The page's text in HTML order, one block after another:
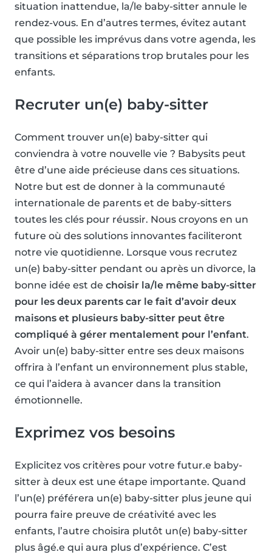
situation inattendue, la/le baby-sitter annule le
rendez-vous. En d’autres termes, évitez autant
que possible les imprévus dans votre agenda, les
transitions et séparations trop brutales pour les
enfants.
Recruter un(e) baby-sitter
Comment trouver un(e) baby-sitter qui
conviendra à votre nouvelle vie ? Babysits peut
être d’une aide précieuse dans ces situations.
Notre but est de donner à la communauté
internationale de parents et de baby-sitters
toutes les clés pour réussir. Nous croyons en un
future où des solutions innovantes faciliteront
notre vie quotidienne. Lorsque vous recrutez
un(e) baby-sitter pendant ou après un divorce, la
bonne idée est de choisir la/le même baby-sitter
pour les deux parents car le fait d’avoir deux
maisons et plusieurs baby-sitter peut être
compliqué à gérer mentalement pour l’enfant.
Avoir un(e) baby-sitter entre ses deux maisons
offrira à l’enfant un environnement plus stable,
ce qui l’aidera à avancer dans la transition
émotionnelle.
Exprimez vos besoins
Explicitez vos critères pour votre futur.e baby-
sitter à deux est une étape importante. Quand
l’un(e) préférera un(e) baby-sitter plus jeune qui
pourra faire preuve de créativité avec les
enfants, l’autre choisira plutôt un(e) baby-sitter
plus âgé.e qui aura plus d’expérience. C’est